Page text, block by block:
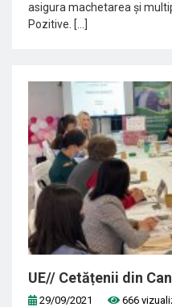
asigura machetarea și
Pozitive. [...]
29/09/2021 666